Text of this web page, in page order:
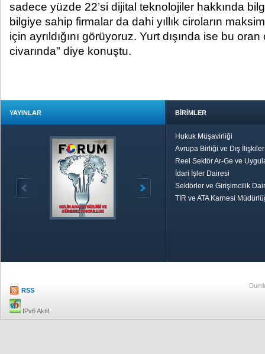
sadece yüzde 22’si dijital teknolojiler hakkında
bilgiye sahip firmalar da dahi yıllık ciroların
için ayrıldığını görüyoruz. Yurt dışında ise bu
civarında" diye konuştu.
YAYINLAR BİRİMLER
Hukuk Müşavirliği
Avrupa Birliği ve Dış
Reel Sektör Ar-Ge ve
İdari İşler Dairesi
Sektörler ve Girişimcilik
TIR ve ATA Karnesi
RSS
IPv6 Aktif